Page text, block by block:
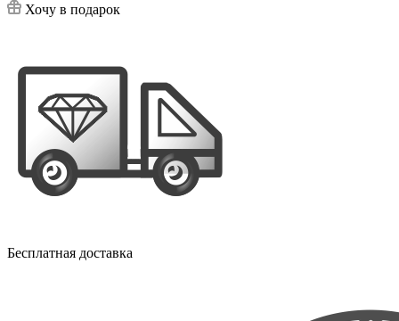
Хочу в подарок
Бесплатная доставка